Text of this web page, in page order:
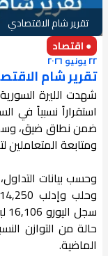
تقرير شام الاقتصادي
● اقتصاد
٢٢ يونيو ٢٠٢٦
تقرير شام الاقتصادي | 22
استقراراً نسبياً في
ضمن نطاق ضيق، وسط
ومتابعة
وحسب بيانات
حالة من التوازن
الماضية.